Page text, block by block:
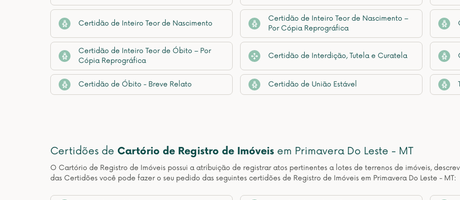
Certidão de Inteiro Teor de Nascimento
Certidão de Inteiro Teor de Nascimento –
Por Cópia Reprográfica
Certidão de Inteiro Teor de Óbito – Por
Cópia Reprográfica
Certidão de Interdição, Tutela e Curatela
Certidão de Óbito - Breve Relato Certidão de União Estável
Certidões de Cartório de Registro de Imóveis em Primavera Do Leste - MT
O Cartório de Registro de Imóveis possui a atribuição de registrar atos pertinentes a lotes de terrenos de imóveis,
das Certidões você pode fazer o seu pedido das seguintes certidões de Registro de Imóveis em Primavera Do Leste - MT: